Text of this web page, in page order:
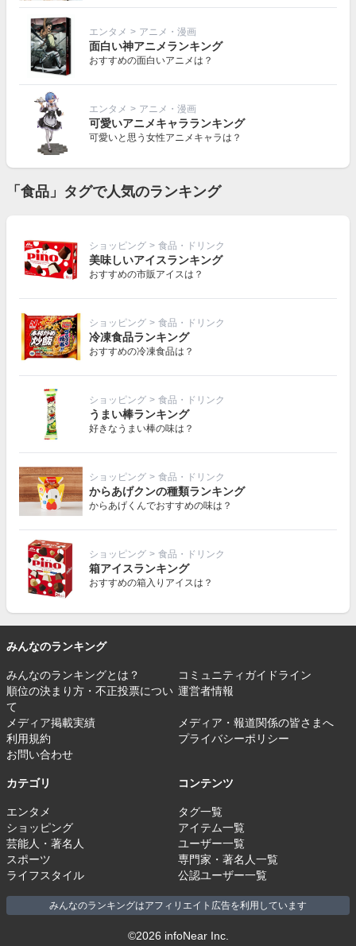
エンタメ > アニメ・漫画
面白い神アニメランキング
おすすめの面白いアニメは？
エンタメ > アニメ・漫画
可愛いアニメキャラランキング
可愛いと思う女性アニメキャラは？
「食品」タグで人気のランキング
ショッピング > 食品・ドリンク
美味しいアイスランキング
おすすめの市販アイスは？
ショッピング > 食品・ドリンク
冷凍食品ランキング
おすすめの冷凍食品は？
ショッピング > 食品・ドリンク
うまい棒ランキング
好きなうまい棒の味は？
ショッピング > 食品・ドリンク
からあげクンの種類ランキング
からあげくんでおすすめの味は？
ショッピング > 食品・ドリンク
箱アイスランキング
おすすめの箱入りアイスは？
みんなのランキング
みんなのランキングとは？
コミュニティガイドライン
順位の決まり方・不正投票につい
て
運営者情報
メディア掲載実績
メディア・報道関係の皆さまへ
利用規約
プライバシーポリシー
お問い合わせ
カテゴリ
エンタメ
ショッピング
芸能人・著名人
スポーツ
ライフスタイル
コンテンツ
タグ一覧
アイテム一覧
ユーザー一覧
専門家・著名人一覧
公認ユーザー一覧
みんなのランキングはアフィリエイト広告を利用しています
©2026 infoNear Inc.